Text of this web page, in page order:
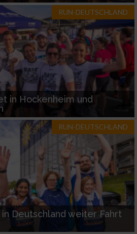
RUN-DEUTSCHLAND
in Hockenheim und
RUN-DEUTSCHLAND
Deutschland weiter Fahrt